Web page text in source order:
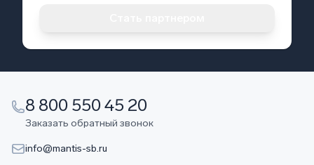
8 800 550 45 20
Заказать обратный звонок
info@mantis-sb.ru